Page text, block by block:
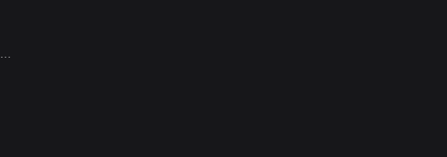
克里斯托弗·M·欧赫特